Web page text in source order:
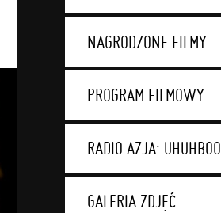
NAGRODZONE FILMY
PROGRAM FILMOWY
RADIO AZJA: UHUHBOO
GALERIA ZDJĘĆ